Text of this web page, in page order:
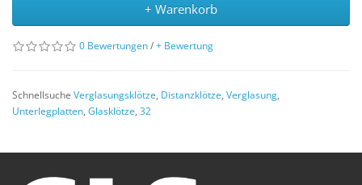
+ Warenkorb
0 Bewertungen/+ Bewertung
Schnellsuche Verglasungsklötze, Distanzklötze, Verglasung,
Unterlegplatten, Glasklötze, 32